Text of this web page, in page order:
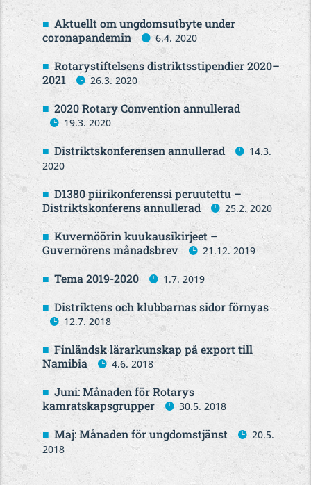
Aktuellt om ungdomsutbyte under
coronapandemin
6.4. 2020
Rotarystiftelsens distriktsstipendier 2020–
2021
26.3. 2020
2020 Rotary Convention annullerad
19.3. 2020
Distriktskonferensen annullerad
14.3.
2020
D1380 piirikonferenssi peruutettu –
Distriktskonferens annullerad
25.2. 2020
Kuvernöörin kuukausikirjeet –
Guvernörens månadsbrev
21.12. 2019
Tema 2019-2020 1.7. 2019
Distriktens och klubbarnas sidor förnyas
12.7. 2018
Finländsk lärarkunskap på export till
Namibia
4.6. 2018
Juni: Månaden för Rotarys
kamratskapsgrupper
30.5. 2018
Maj: Månaden för ungdomstjänst
20.5.
2018